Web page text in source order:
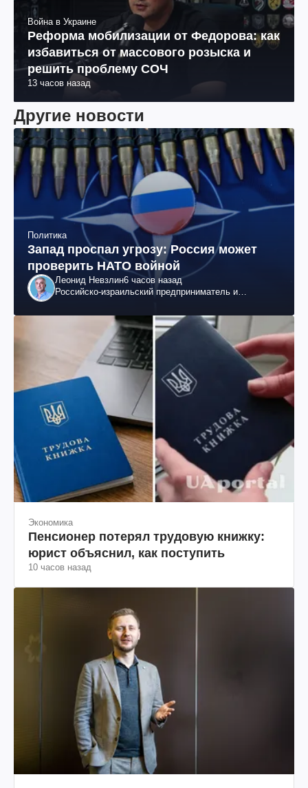
Война в Украине
Реформа мобилизации от Федорова: как
избавиться от массового розыска и
решить проблему СОЧ
13 часов назад
Другие новости
Политика
Запад проспал угрозу: Россия может
проверить НАТО войной
Леонид Невзлин6 часов назад
Российско-израильский предприниматель и
"ЮКОСа"
Экономика
Пенсионер потерял трудовую книжку:
юрист объяснил, как поступить
10 часов назад